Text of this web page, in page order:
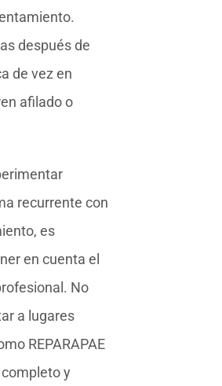
después de
de vez en
afilado o
recurrente con
es
en cuenta el
No
a lugares
REPARAPAE
y